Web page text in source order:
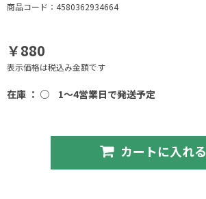
商品コード：4580362934664
￥880
表示価格は税込み金額です
在庫 ： ○ 1～4営業日で発送予定
カートに入れる